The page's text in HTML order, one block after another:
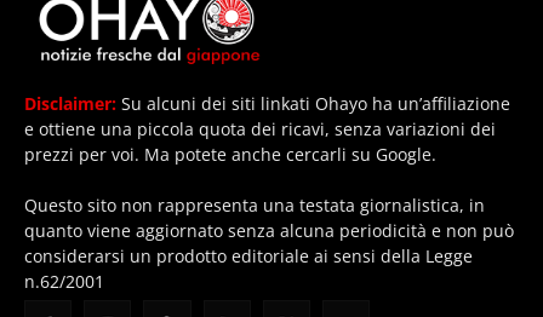
Disclaimer: Su alcuni dei siti linkati Ohayo ha un’affiliazione
e ottiene una piccola quota dei ricavi, senza variazioni dei
prezzi per voi. Ma potete anche cercarli su Google.
Questo sito non rappresenta una testata giornalistica, in
quanto viene aggiornato senza alcuna periodicità e non può
considerarsi un prodotto editoriale ai sensi della Legge
n.62/2001